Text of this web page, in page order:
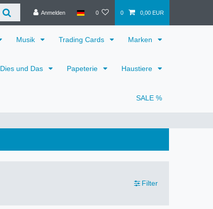
Anmelden 0 0 0,00 EUR
Musik Trading Cards Marken
Dies und Das Papeterie Haustiere
SALE %
Filter